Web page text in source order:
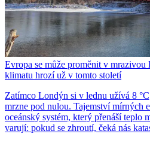
Evropa se může proměnit v
klimatu hrozí už v tomto století
Zatímco Londýn si v lednu užívá 8
mrzne pod nulou. Tajemství mírných
oceánský systém, který přenáší teplo
varují: pokud se zhroutí, čeká nás